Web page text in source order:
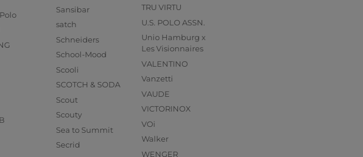
Sansibar
satch
Schneiders
School-Mood
Scooli
SCOTCH & SODA
Scout
Scouty
Sea to Summit
Secrid
TRU VIRTU
U.S. POLO ASSN.
Unio Hamburg x
Les Visionnaires
VALENTINO
Vanzetti
VAUDE
VICTORINOX
VOi
Walker
WENGER